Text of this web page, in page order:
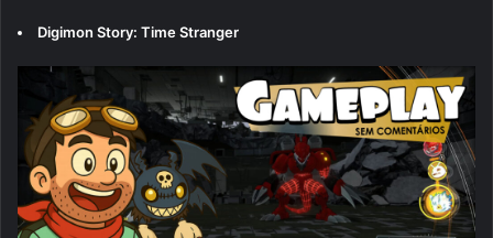
Digimon Story: Time Stranger